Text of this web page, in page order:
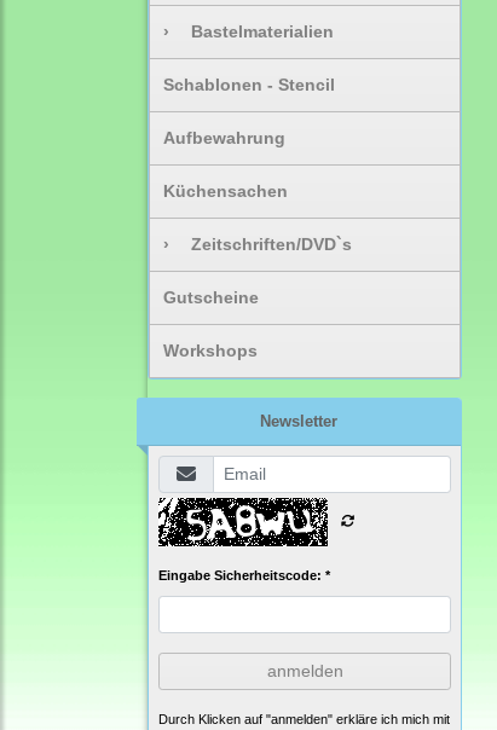
› Bastelmaterialien
Schablonen - Stencil
Aufbewahrung
Küchensachen
› Zeitschriften/DVD`s
Gutscheine
Workshops
Newsletter
Eingabe Sicherheitscode: *
anmelden
Durch Klicken auf "anmelden" erkläre ich mich mit